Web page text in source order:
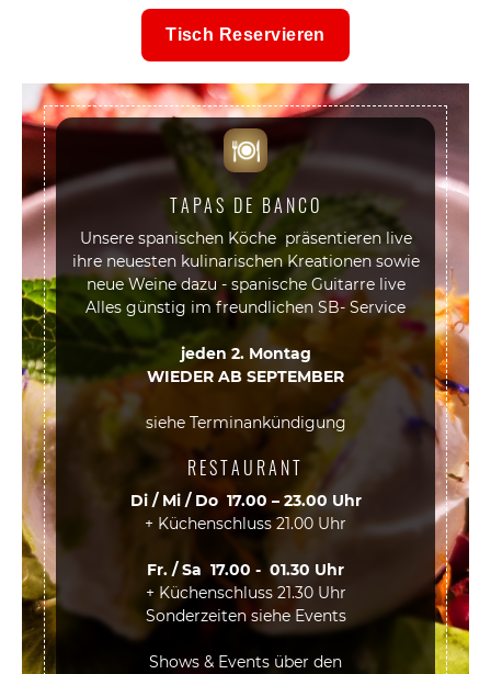
Tisch Reservieren
TAPAS DE BANCO
Unsere spanischen Köche präsentieren live
ihre neuesten kulinarischen Kreationen sowie
neue Weine dazu - spanische Guitarre live
Alles günstig im freundlichen SB- Service
jeden 2. Montag
WIEDER AB SEPTEMBER
siehe Terminankündigung
RESTAURANT
Di / Mi / Do 17.00 – 23.00 Uhr
+ Küchenschluss 21.00 Uhr
Fr. / Sa 17.00 - 01.30 Uhr
+ Küchenschluss 21.30 Uhr
Sonderzeiten siehe Events
Shows & Events über den